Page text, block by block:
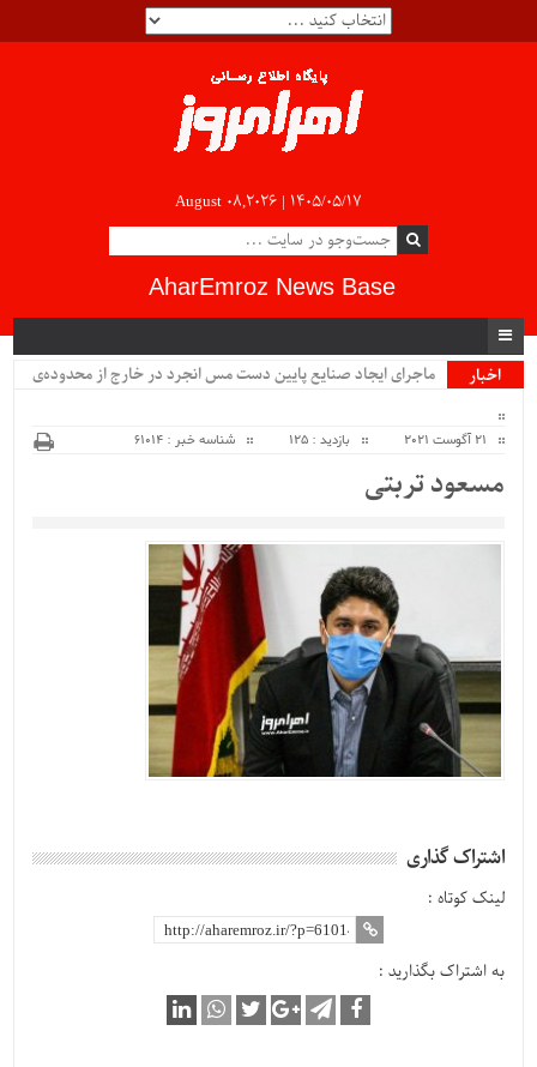
August 08,2026 | ۱۴۰۵/۰۵/۱۷
AharEmroz News Base
اخبار
ماجرای ایجاد صنایع پایین دست مس انجرد در خارج از محدوده‌ی
بازدید : 125 شناسه خبر : 61014
مسعود تربتی
اشتراک گذاری
لینک کوتاه :
به اشتراک بگذارید :